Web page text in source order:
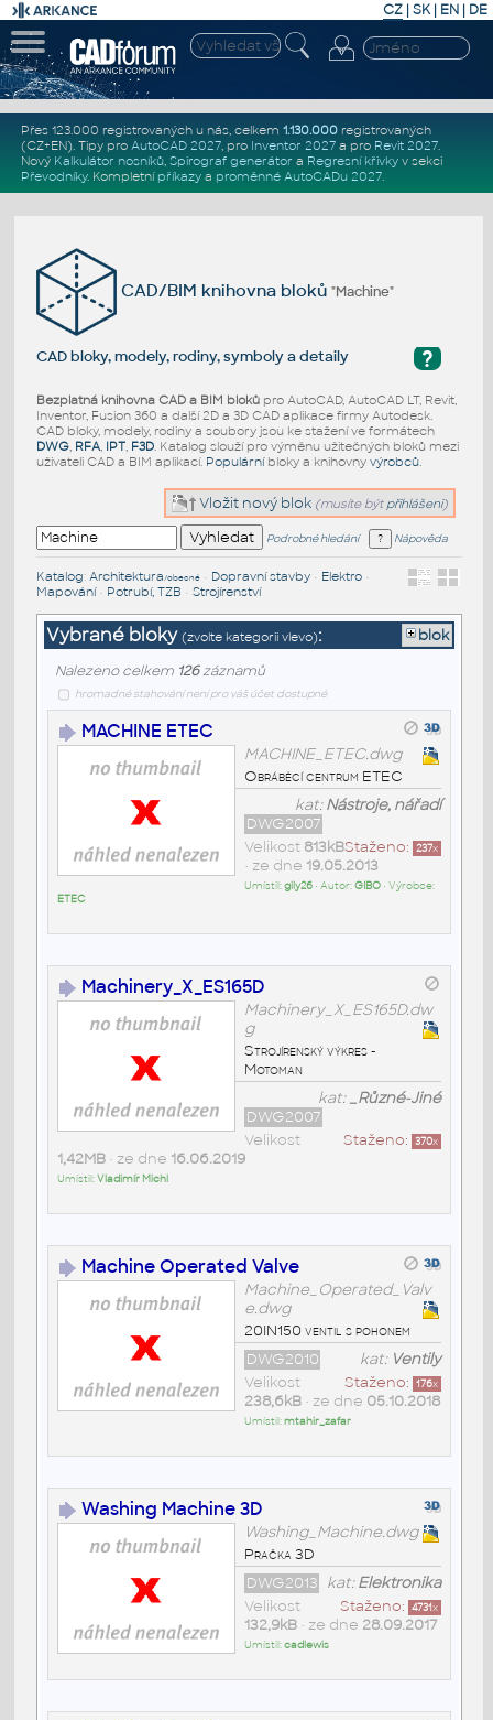
CZ | SK| EN | DE
Přes 123.000 registrovaných u nás, celkem 1.130.000registrovaných
(CZ+EN). Tipy pro AutoCAD 2027, pro Inventor 2027a pro Revit 2027.
Nový Kalkulátor nosníků, Spirograf generátor a Regresní křivkyv sekci
Převodníky. Kompletní příkazya proměnné AutoCADu 2027.
CAD/BIM knihovna bloků"Machine"
?
CAD bloky, modely, rodiny, symboly a detaily
Bezplatná knihovna CAD a BIM blokůpro AutoCAD, AutoCAD LT, Revit,
Inventor, Fusion 360 a další 2D a 3D CAD aplikace firmy Autodesk.
CAD bloky, modely, rodiny a soubory jsou ke stažení ve formátech
DWG, RFA, IPT, F3D. Katalog slouží pro výměnu užitečných bloků mezi
uživateli CAD a BIM aplikací. Populárníbloky a knihovny výrobců.
Vložit nový blok (musíte být přihlášeni)
Podrobné hledání Nápověda
Katalog: Architektura/obecné• Dopravní stavby• Elektro•
Mapování• Potrubí, TZB • Strojírenství
Vybrané bloky (zvolte kategorii vlevo): blok
Nalezeno celkem 126záznamů
hromadné stahování není pro váš účet dostupné
MACHINE ETEC
MACHINE_ETEC.dwg
Obráběcí centrum ETEC
kat:Nástroje, nářadí
DWG2007
Staženo: 237x
Velikost 813kB
• ze dne 19.05.2013
Umístil:gily26• Autor:GIBO• Výrobce:
ETEC
Machinery_X_ES165D
Machinery_X_ES165D.dw
g
Strojírenský výkres -
Motoman
kat:_Různé-Jiné
DWG2007
Staženo: 370x
Velikost
1,42MB• ze dne 16.06.2019
Umístil:Vladimír Michl
Machine Operated Valve
Machine_Operated_Valv
e.dwg
20IN150 ventil s pohonem
kat: Ventily
DWG2010
Staženo: 176x
Velikost
238,6kB• ze dne 05.10.2018
Umístil:mtahir_zafar
Washing Machine 3D
Washing_Machine.dwg
Pračka 3D
kat:Elektronika
DWG2013
Staženo: 4731x
Velikost
132,9kB• ze dne 28.09.2017
Umístil:cadlewis